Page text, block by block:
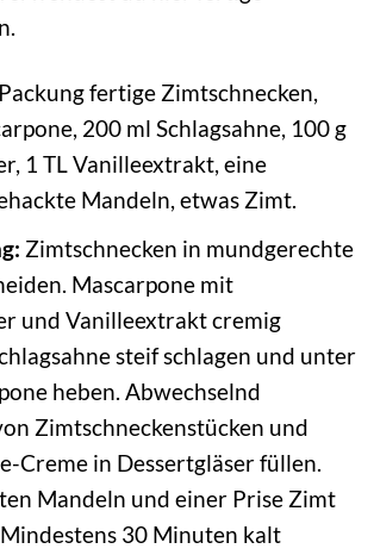
fertige Zimtschnecken,
200 ml Schlagsahne, 100 g
1 TL Vanilleextrakt, eine
Mandeln, etwas Zimt.
Zimtschnecken in mundgerechte
Mascarpone mit
und Vanilleextrakt cremig
steif schlagen und unter
heben. Abwechselnd
Zimtschneckenstücken und
Creme in Dessertgläser füllen.
Mandeln und einer Prise Zimt
30 Minuten kalt